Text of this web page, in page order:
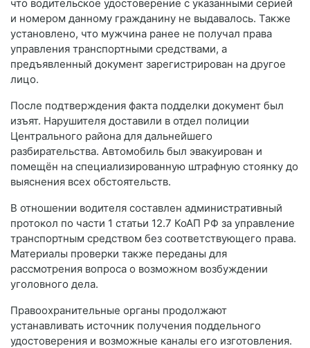
что водительское удостоверение с указанными серией
и номером данному гражданину не выдавалось. Также
установлено, что мужчина ранее не получал права
управления транспортными средствами, а
предъявленный документ зарегистрирован на другое
лицо.
После подтверждения факта подделки документ был
изъят. Нарушителя доставили в отдел полиции
Центрального района для дальнейшего
разбирательства. Автомобиль был эвакуирован и
помещён на специализированную штрафную стоянку до
выяснения всех обстоятельств.
В отношении водителя составлен административный
протокол по части 1 статьи 12.7 КоАП РФ за управление
транспортным средством без соответствующего права.
Материалы проверки также переданы для
рассмотрения вопроса о возможном возбуждении
уголовного дела.
Правоохранительные органы продолжают
устанавливать источник получения поддельного
удостоверения и возможные каналы его изготовления.